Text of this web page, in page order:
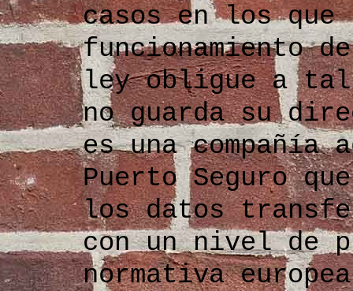
casos en los
funcionamiento
ley obligue a tal
no guarda su
es una compañía
Puerto Seguro
los datos
con un nivel de
normativa